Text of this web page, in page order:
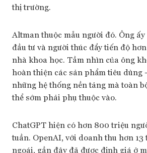
thị trường.
Altman thuộc mẫu người đó. Ông
đầu tư và người thúc đẩy tiến độ
nhà khoa học. Tầm nhìn của ông
hoàn thiện các sản phẩm tiêu dùng
những hệ thống nền tảng mà toàn
thể sớm phải phụ thuộc vào.
ChatGPT hiện có hơn 800 triệu
tuần. OpenAI, với doanh thu hơn 13
ngoái, gần đây đã được định giá ở